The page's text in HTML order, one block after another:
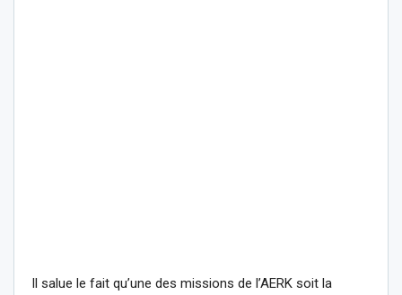
Il salue le fait qu’une des missions de l’AERK soit la